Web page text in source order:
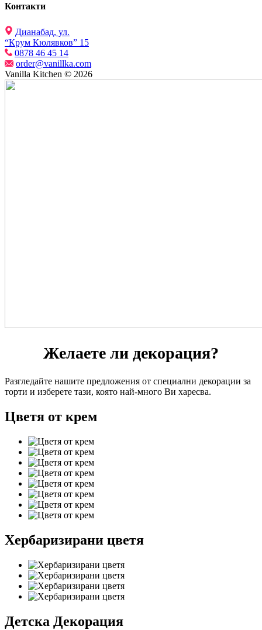
Контакти
Дианабад, ул.
“Крум Кюлявков” 15
0878 46 45 14
order@vanillka.com
Vanilla Kitchen © 2026
Желаете ли декорация?
Разгледайте нашите предложения от специални декорации за
торти и изберете тази, която най-много Ви харесва.
Цветя от крем
Хербаризирани цветя
Детска Декорация